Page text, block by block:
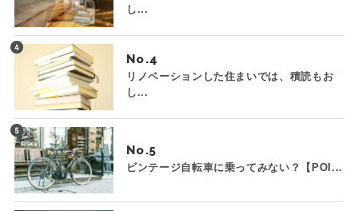
し...
No.
リノベーションした住まいでは、積読もお
し...
No.
ビンテージ自転車に乗ってみない？【POI...